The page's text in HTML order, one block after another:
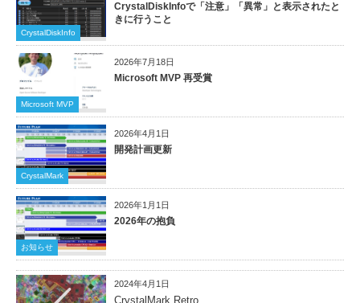
CrystalDiskInfo
CrystalDiskInfoで「注意」「異常」と表示されたと
きに行うこと
2026年7月18日
Microsoft MVP
Microsoft MVP 再受賞
2026年4月1日
CrystalMark
開発計画更新
2026年1月1日
お知らせ
2026年の抱負
2024年4月1日
CrystalMark Retro